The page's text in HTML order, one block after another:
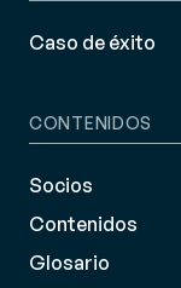
Caso de éxito
CONTENIDOS
Socios
Contenidos
Glosario